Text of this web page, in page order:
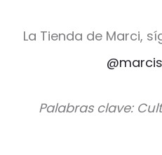
La Tienda de Marci,
Palabras clave: